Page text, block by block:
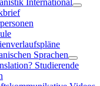
Sprachen
Studierende